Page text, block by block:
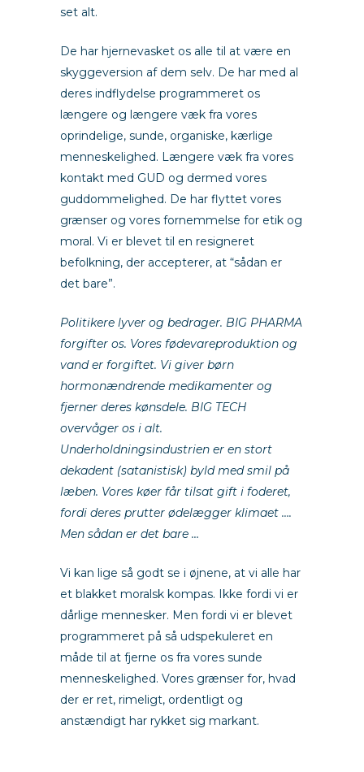
set alt.
De har hjernevasket os alle til at være en
skyggeversion af dem selv. De har med al
deres indflydelse programmeret os
længere og længere væk fra vores
oprindelige, sunde, organiske, kærlige
menneskelighed. Længere væk fra vores
kontakt med GUD og dermed vores
guddommelighed. De har flyttet vores
grænser og vores fornemmelse for etik og
moral. Vi er blevet til en resigneret
befolkning, der accepterer, at “sådan er
det bare”.
Politikere lyver og bedrager. BIG PHARMA
forgifter os. Vores fødevareproduktion og
vand er forgiftet. Vi giver børn
hormonændrende medikamenter og
fjerner deres kønsdele. BIG TECH
overvåger os i alt.
Underholdningsindustrien er en stort
dekadent (satanistisk) byld med smil på
læben. Vores køer får tilsat gift i foderet,
fordi deres prutter ødelægger klimaet ….
Men sådan er det bare …
Vi kan lige så godt se i øjnene, at vi alle har
et blakket moralsk kompas. Ikke fordi vi er
dårlige mennesker. Men fordi vi er blevet
programmeret på så udspekuleret en
måde til at fjerne os fra vores sunde
menneskelighed. Vores grænser for, hvad
der er ret, rimeligt, ordentligt og
anstændigt har rykket sig markant.